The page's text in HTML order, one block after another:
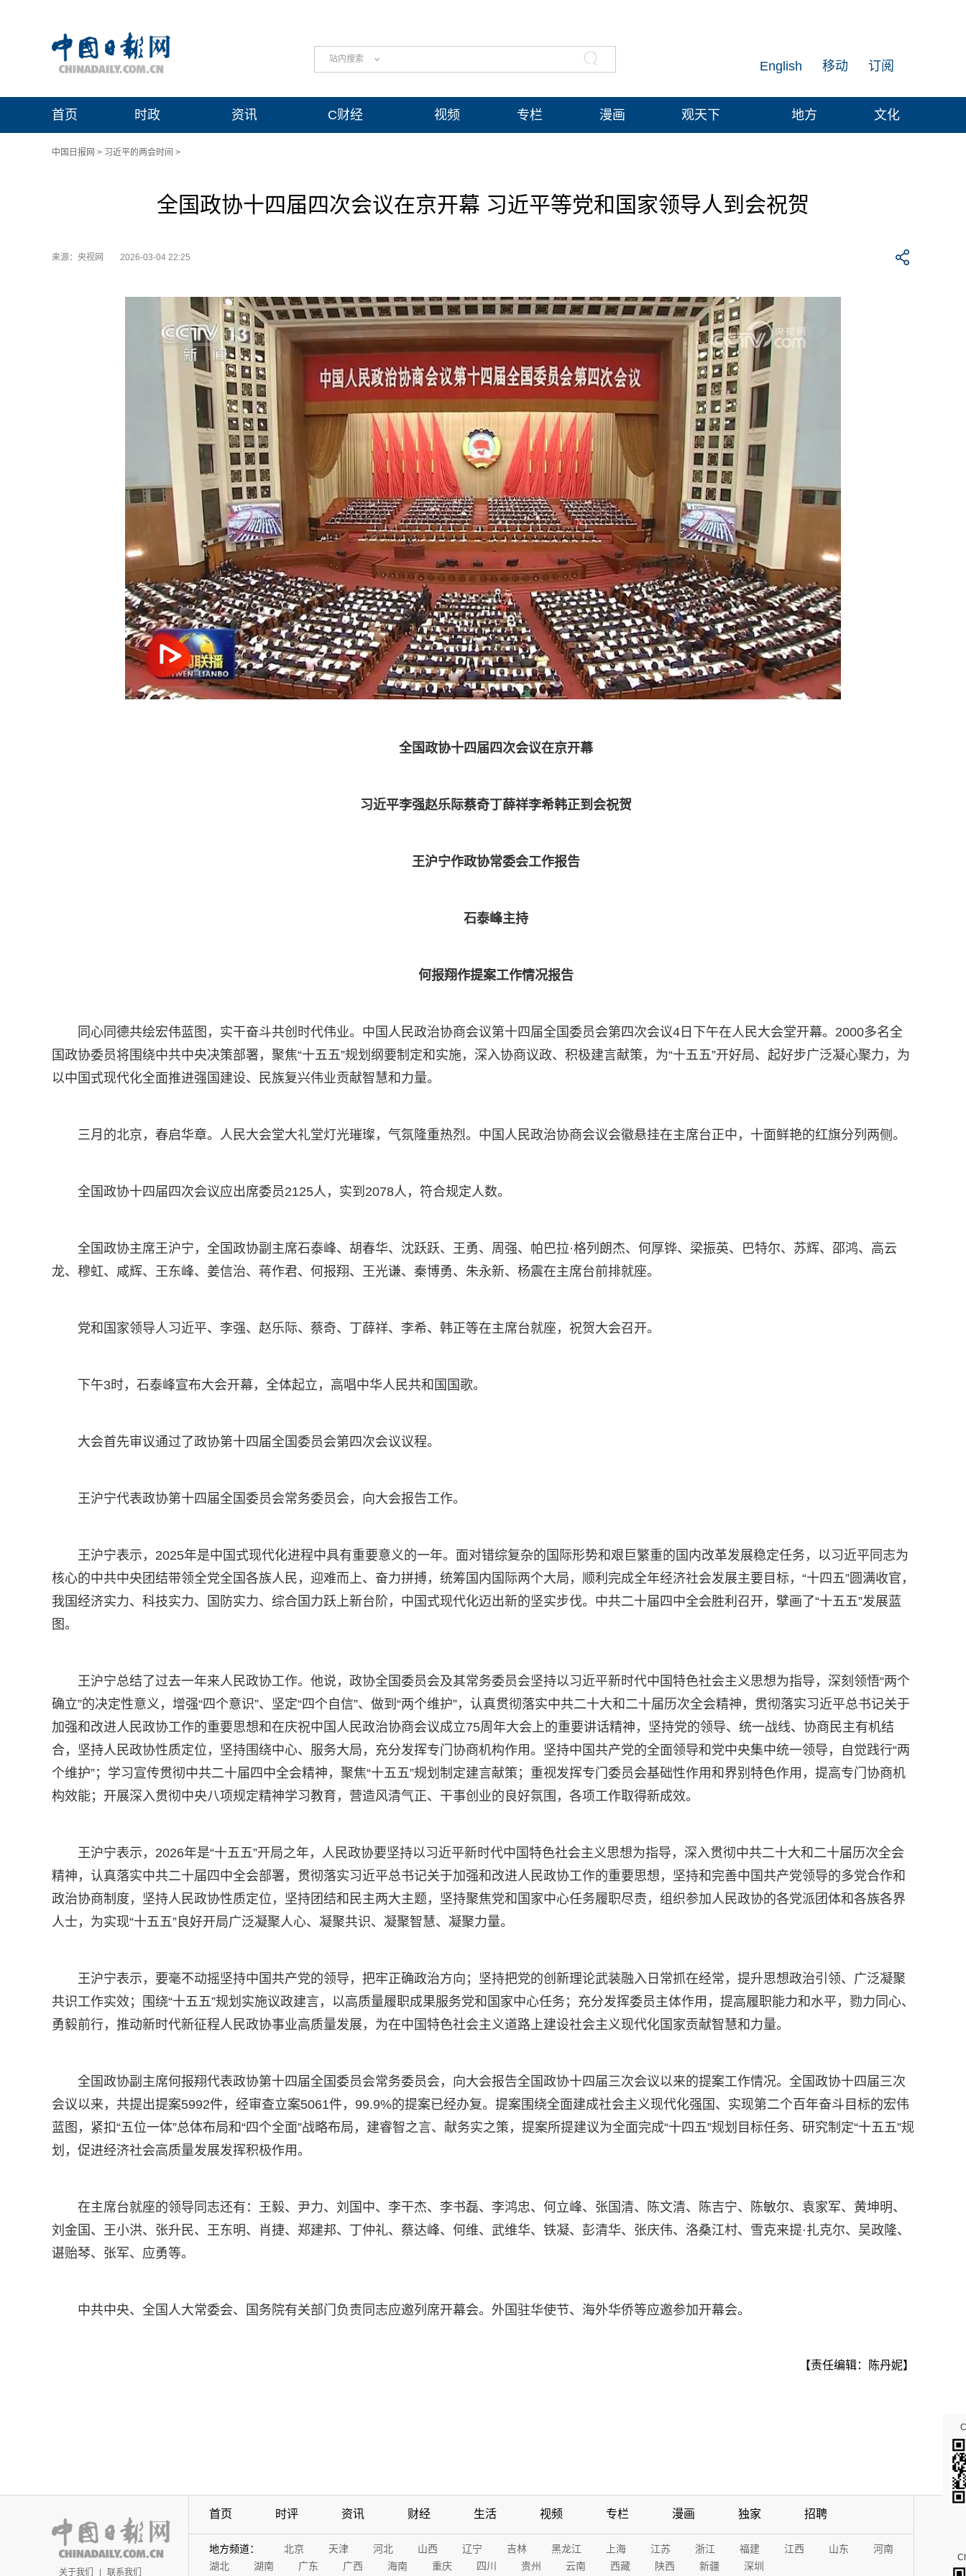
站内搜索 订阅
移动
English
首页 时政 资讯 C财经 视频 专栏 漫画 观天下 地方 文化
中国日报网 > 习近平的两会时间 >
全国政协十四届四次会议在京开幕 习近平等党和国家领导人到会祝贺
来源：央视网 2026-03-04 22:25
全国政协十四届四次会议在京开幕
习近平李强赵乐际蔡奇丁薛祥李希韩正到会祝贺
王沪宁作政协常委会工作报告
石泰峰主持
何报翔作提案工作情况报告
同心同德共绘宏伟蓝图，实干奋斗共创时代伟业。中国人民政治协商会议第十四届全国委员会第四次会议4日下午在人民大会堂开幕。2000多名全
国政协委员将围绕中共中央决策部署，聚焦“十五五”规划纲要制定和实施，深入协商议政、积极建言献策，为“十五五”开好局、起好步广泛凝心聚力，为
以中国式现代化全面推进强国建设、民族复兴伟业贡献智慧和力量。
三月的北京，春启华章。人民大会堂大礼堂灯光璀璨，气氛隆重热烈。中国人民政治协商会议会徽悬挂在主席台正中，十面鲜艳的红旗分列两侧。
全国政协十四届四次会议应出席委员2125人，实到2078人，符合规定人数。
全国政协主席王沪宁，全国政协副主席石泰峰、胡春华、沈跃跃、王勇、周强、帕巴拉·格列朗杰、何厚铧、梁振英、巴特尔、苏辉、邵鸿、高云
龙、穆虹、咸辉、王东峰、姜信治、蒋作君、何报翔、王光谦、秦博勇、朱永新、杨震在主席台前排就座。
党和国家领导人习近平、李强、赵乐际、蔡奇、丁薛祥、李希、韩正等在主席台就座，祝贺大会召开。
下午3时，石泰峰宣布大会开幕，全体起立，高唱中华人民共和国国歌。
大会首先审议通过了政协第十四届全国委员会第四次会议议程。
王沪宁代表政协第十四届全国委员会常务委员会，向大会报告工作。
王沪宁表示，2025年是中国式现代化进程中具有重要意义的一年。面对错综复杂的国际形势和艰巨繁重的国内改革发展稳定任务，以习近平同志为
核心的中共中央团结带领全党全国各族人民，迎难而上、奋力拼搏，统筹国内国际两个大局，顺利完成全年经济社会发展主要目标，“十四五”圆满收官，
我国经济实力、科技实力、国防实力、综合国力跃上新台阶，中国式现代化迈出新的坚实步伐。中共二十届四中全会胜利召开，擘画了“十五五”发展蓝
图。
王沪宁总结了过去一年来人民政协工作。他说，政协全国委员会及其常务委员会坚持以习近平新时代中国特色社会主义思想为指导，深刻领悟“两个
确立”的决定性意义，增强“四个意识”、坚定“四个自信”、做到“两个维护”，认真贯彻落实中共二十大和二十届历次全会精神，贯彻落实习近平总书记关于
加强和改进人民政协工作的重要思想和在庆祝中国人民政治协商会议成立75周年大会上的重要讲话精神，坚持党的领导、统一战线、协商民主有机结
合，坚持人民政协性质定位，坚持围绕中心、服务大局，充分发挥专门协商机构作用。坚持中国共产党的全面领导和党中央集中统一领导，自觉践行“两
个维护”；学习宣传贯彻中共二十届四中全会精神，聚焦“十五五”规划制定建言献策；重视发挥专门委员会基础性作用和界别特色作用，提高专门协商机
构效能；开展深入贯彻中央八项规定精神学习教育，营造风清气正、干事创业的良好氛围，各项工作取得新成效。
王沪宁表示，2026年是“十五五”开局之年，人民政协要坚持以习近平新时代中国特色社会主义思想为指导，深入贯彻中共二十大和二十届历次全会
精神，认真落实中共二十届四中全会部署，贯彻落实习近平总书记关于加强和改进人民政协工作的重要思想，坚持和完善中国共产党领导的多党合作和
政治协商制度，坚持人民政协性质定位，坚持团结和民主两大主题，坚持聚焦党和国家中心任务履职尽责，组织参加人民政协的各党派团体和各族各界
人士，为实现“十五五”良好开局广泛凝聚人心、凝聚共识、凝聚智慧、凝聚力量。
王沪宁表示，要毫不动摇坚持中国共产党的领导，把牢正确政治方向；坚持把党的创新理论武装融入日常抓在经常，提升思想政治引领、广泛凝聚
共识工作实效；围绕“十五五”规划实施议政建言，以高质量履职成果服务党和国家中心任务；充分发挥委员主体作用，提高履职能力和水平，勠力同心、
勇毅前行，推动新时代新征程人民政协事业高质量发展，为在中国特色社会主义道路上建设社会主义现代化国家贡献智慧和力量。
全国政协副主席何报翔代表政协第十四届全国委员会常务委员会，向大会报告全国政协十四届三次会议以来的提案工作情况。全国政协十四届三次
会议以来，共提出提案5992件，经审查立案5061件，99.9%的提案已经办复。提案围绕全面建成社会主义现代化强国、实现第二个百年奋斗目标的宏伟
蓝图，紧扣“五位一体”总体布局和“四个全面”战略布局，建睿智之言、献务实之策，提案所提建议为全面完成“十四五”规划目标任务、研究制定“十五五”规
划，促进经济社会高质量发展发挥积极作用。
在主席台就座的领导同志还有：王毅、尹力、刘国中、李干杰、李书磊、李鸿忠、何立峰、张国清、陈文清、陈吉宁、陈敏尔、袁家军、黄坤明、
刘金国、王小洪、张升民、王东明、肖捷、郑建邦、丁仲礼、蔡达峰、何维、武维华、铁凝、彭清华、张庆伟、洛桑江村、雪克来提·扎克尔、吴政隆、
谌贻琴、张军、应勇等。
中共中央、全国人大常委会、国务院有关部门负责同志应邀列席开幕会。外国驻华使节、海外华侨等应邀参加开幕会。
【责任编辑：陈丹妮】
关于我们 | 联系我们
首页 时评 资讯 财经 生活 视频 专栏 漫画 独家 招聘
地方频道： 北京 天津 河北 山西 辽宁 吉林 黑龙江 上海 江苏 浙江 福建 江西 山东
河南
湖北
湖南 广东 广西 海南 重庆 四川 贵州 云南 西藏 陕西 新疆 深圳